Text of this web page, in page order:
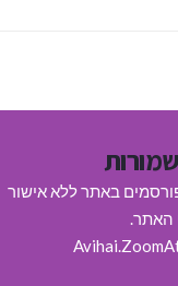
באתר ללא אישור
האתר.